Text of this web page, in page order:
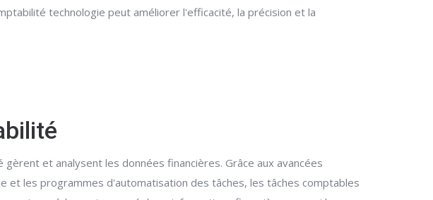
technologie peut améliorer l'efficacité, la précision et la
et analysent les données financières. Grâce aux avancées
et les programmes d'automatisation des tâches, les tâches comptables